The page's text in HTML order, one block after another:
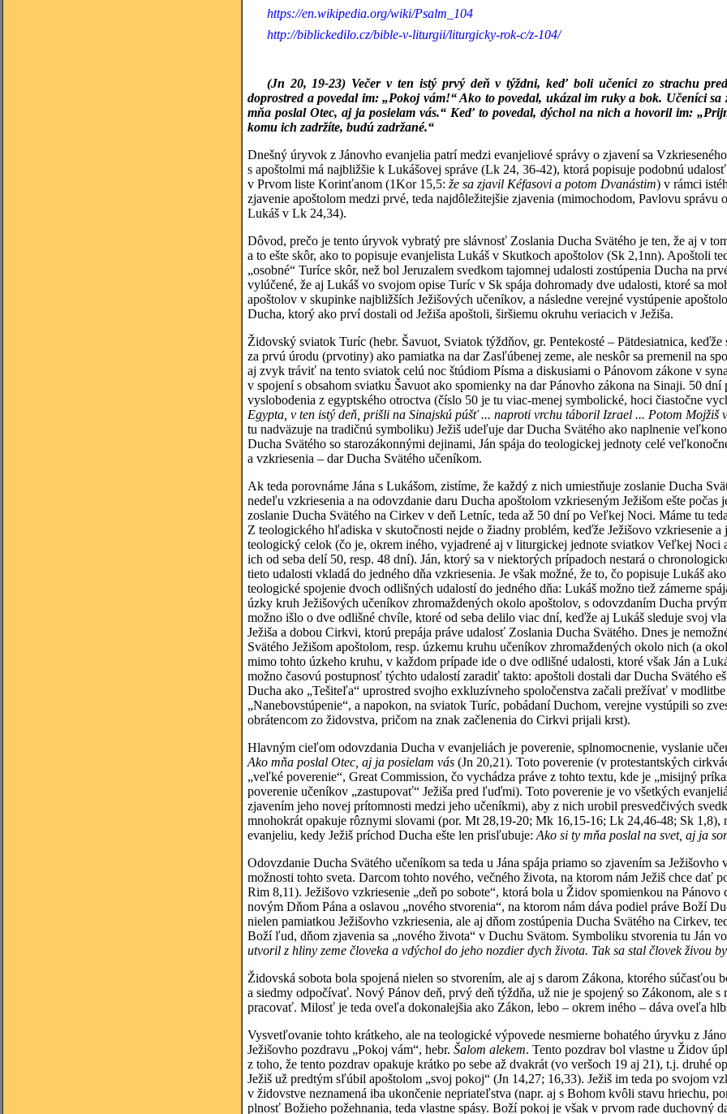
https://en.wikipedia.org/wiki/Psalm_104
http://biblickedilo.cz/bible-v-liturgii/liturgicky-rok-c/z-104/
(Jn 20, 19-23) Večer v ten istý prvý deň v týždni, keď boli učeníci zo strachu
doprostred a povedal im: „Pokoj vám!“ Ako to povedal, ukázal im ruky a bok. Učeníci
mňa poslal Otec, aj ja posielam vás.“ Keď to povedal, dýchol na nich a hovoril im:
komu ich zadržíte, budú zadržané.“
Dnešný úryvok z Jánovho evanjelia patrí medzi evanjeliové správy o zjavení sa
s apoštolmi má najbližšie k Lukášovej správe (Lk 24, 36-42), ktorá popisuje podobnú
v Prvom liste Korinťanom (1Kor 15,5: že sa zjavil Kéfasovi a potom Dvanástim) v rámci
zjavenie apoštolom medzi prvé, teda najdôležitejšie zjavenia (mimochodom, Pavlovu
Lukáš v Lk 24,34).
Dôvod, prečo je tento úryvok vybratý pre slávnosť Zoslania Ducha Svätého je ten, že aj v
a to ešte skôr, ako to popisuje evanjelista Lukáš v Skutkoch apoštolov (Sk 2,1nn). Apoštoli
„osobné“ Turíce skôr, než bol Jeruzalem svedkom tajomnej udalosti zostúpenia Ducha na
vylúčené, že aj Lukáš vo svojom opise Turíc v Sk spája dohromady dve udalosti, ktoré sa
apoštolov v skupinke najbližších Ježišových učeníkov, a následne verejné vystúpenie
Ducha, ktorý ako prví dostali od Ježiša apoštoli, širšiemu okruhu veriacich v Ježiša.
Židovský sviatok Turíc (hebr. Šavuot, Sviatok týždňov, gr. Pentekosté – Pätdesiatnica,
za prvú úrodu (prvotiny) ako pamiatka na dar Zasľúbenej zeme, ale neskôr sa premenil na
aj zvyk tráviť na tento sviatok celú noc štúdiom Písma a diskusiami o Pánovom zákone v
v spojení s obsahom sviatku Šavuot ako spomienky na dar Pánovho zákona na Sinaji. 50
vyslobodenia z egyptského otroctva (číslo 50 je tu viac-menej symbolické, hoci čiastočne
Egypta, v ten istý deň, prišli na Sinajskú púšť ... naproti vrchu táboril Izrael ... Potom Mojžiš
tu nadväzuje na tradičnú symboliku) Ježiš udeľuje dar Ducha Svätého ako naplnenie
Ducha Svätého so starozákonnými dejinami, Ján spája do teologickej jednoty celé
a vzkriesenia – dar Ducha Svätého učeníkom.
Ak teda porovnáme Jána s Lukášom, zistíme, že každý z nich umiestňuje zoslanie Ducha
nedeľu vzkriesenia a na odovzdanie daru Ducha apoštolom vzkrieseným Ježišom ešte
zoslanie Ducha Svätého na Cirkev v deň Letníc, teda až 50 dní po Veľkej Noci. Máme tu
Z teologického hľadiska v skutočnosti nejde o žiadny problém, keďže Ježišovo vzkriesenie
teologický celok (čo je, okrem iného, vyjadrené aj v liturgickej jednote sviatkov Veľkej
ich od seba delí 50, resp. 48 dní). Ján, ktorý sa v niektorých prípadoch nestará o
tieto udalosti vkladá do jedného dňa vzkriesenia. Je však možné, že to, čo popisuje Lukáš
teologické spojenie dvoch odlišných udalostí do jedného dňa: Lukáš možno tiež zámerne
úzky kruh Ježišových učeníkov zhromaždených okolo apoštolov, s odovzdaním Ducha
možno išlo o dve odlišné chvíle, ktoré od seba delilo viac dní, keďže aj Lukáš sleduje svoj
Ježiša a dobou Cirkvi, ktorú prepája práve udalosť Zoslania Ducha Svätého. Dnes je
Svätého Ježišom apoštolom, resp. úzkemu kruhu učeníkov zhromaždených okolo nich (a
mimo tohto úzkeho kruhu, v každom prípade ide o dve odlišné udalosti, ktoré však Ján a
možno časovú postupnosť týchto udalostí zaradiť takto: apoštoli dostali dar Ducha Svätého
Ducha ako „Tešiteľa“ uprostred svojho exkluzívneho spoločenstva začali prežívať v
„Nanebovstúpenie“, a napokon, na sviatok Turíc, pobádaní Duchom, verejne vystúpili so
obrátencom zo židovstva, pričom na znak začlenenia do Cirkvi prijali krst).
Hlavným cieľom odovzdania Ducha v evanjeliách je poverenie, splnomocnenie, vyslanie
Ako mňa poslal Otec, aj ja posielam vás (Jn 20,21). Toto poverenie (v protestantských
„veľké poverenie“, Great Commission, čo vychádza práve z tohto textu, kde je „misijný
poverenie učeníkov „zastupovať“ Ježiša pred ľuďmi). Toto poverenie je vo všetkých
zjavením jeho novej prítomnosti medzi jeho učeníkmi), aby z nich urobil presvedčivých
mnohokrát opakuje rôznymi slovami (por. Mt 28,19-20; Mk 16,15-16; Lk 24,46-48; Sk 1,8),
evanjeliu, kedy Ježiš príchod Ducha ešte len prisľubuje: Ako si ty mňa poslal na svet, aj ja
Odovzdanie Ducha Svätého učeníkom sa teda u Jána spája priamo so zjavením sa
možnosti tohto sveta. Darcom tohto nového, večného života, na ktorom nám Ježiš chce dať
Rim 8,11). Ježišovo vzkriesenie „deň po sobote“, ktorá bola u Židov spomienkou na
novým Dňom Pána a oslavou „nového stvorenia“, na ktorom nám dáva podiel práve Boží
nielen pamiatkou Ježišovho vzkriesenia, ale aj dňom zostúpenia Ducha Svätého na Cirkev,
Boží ľud, dňom zjavenia sa „nového života“ v Duchu Svätom. Symboliku stvorenia tu Ján
utvoril z hliny zeme človeka a vdýchol do jeho nozdier dych života. Tak sa stal človek živou
Židovská sobota bola spojená nielen so stvorením, ale aj s darom Zákona, ktorého
a siedmy odpočívať. Nový Pánov deň, prvý deň týždňa, už nie je spojený so Zákonom, ale
pracovať. Milosť je teda oveľa dokonalejšia ako Zákon, lebo – okrem iného – dáva oveľa
Vysvetľovanie tohto krátkeho, ale na teologické výpovede nesmierne bohatého úryvku z
Ježišovho pozdravu „Pokoj vám“, hebr. Šalom alekem. Tento pozdrav bol vlastne u Židov
z toho, že tento pozdrav opakuje krátko po sebe až dvakrát (vo veršoch 19 aj 21), t.j. druhé
Ježiš už predtým sľúbil apoštolom „svoj pokoj“ (Jn 14,27; 16,33). Ježiš im teda po svojom
v židovstve neznamená iba ukončenie nepriateľstva (napr. aj s Bohom kvôli stavu hriechu,
plnosť Božieho požehnania, teda vlastne spásy. Boží pokoj je však v prvom rade duchovný